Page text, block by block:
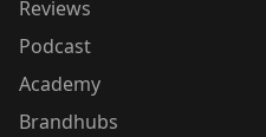
Reviews
Podcast
Academy
Brandhubs